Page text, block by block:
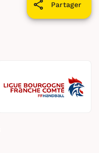
Partager